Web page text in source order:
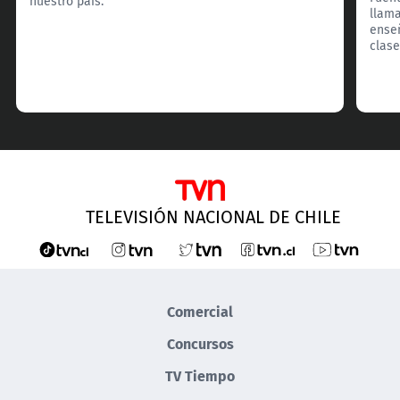
TELEVISIÓN NACIONAL DE CHILE
Comercial
Concursos
TV Tiempo